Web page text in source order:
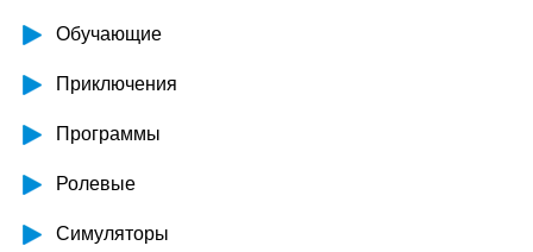
Обучающие
Приключения
Программы
Ролевые
Симуляторы